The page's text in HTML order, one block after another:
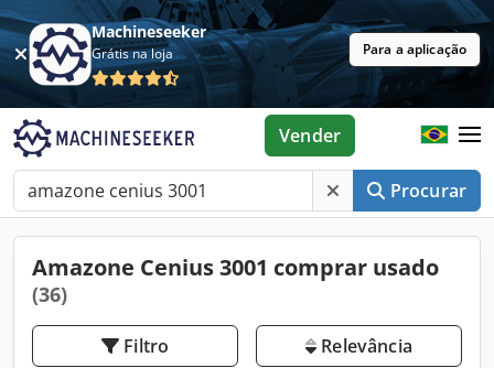
Machineseeker
Grátis na loja Para a aplicação
Procurar
Vender
Amazone Cenius 3001 comprar usado
(36)
Filtro Relevância